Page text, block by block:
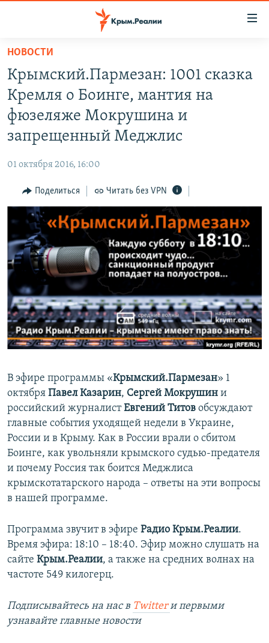
Вернуться
основному
содержанию
Вернутся
главной
Вернутся
поиску
СПЕЦПРОЕКТЫ
КАРТА ВОЕННЫХ ОБЪЕКТОВ КРЫМА
ВОДА
ИНТЕРАКТИВ
ИНФОГРАФИКА
ТЕЛЕПРОЕКТ КРЫМ.РЕАЛИИ
СОВЕТЫ ПРАВОЗАЩИТНИКОВ
ПРОПАВШИЕ БЕЗ ВЕСТИ
ПОБЕДИТЕЛЕЙ НЕ СУДЯТ?
КРЫМ.НЕПОКОРЕННЫЙ
ELIFBE
УКРАИНСКАЯ ПРОБЛЕМА КРЫМА
РАДІО СВОБОДА
КАК ОБОЙТИ БЛОКИРОВКУ
Українською
Qırımtatar
ПРИСОЕДИНЯЙТЕСЬ!
НОВОСТИ
Крымский.Пармезан: 1001 сказка
Кремля о Боинге, мантия на
фюзеляже Мокрушина и
запрещенный Меджлис
01 октября 2016, 16:00
Поделиться Читать без VPN
В эфире программы «Крымский.Пармезан» 1
октября Павел Казарин, Сергей Мокрушин и
российский журналистЕвгений Титов обсуждают
главные события уходящей недели в Украине,
России и в Крыму. Как в России врали о сбитом
Боинге, как увольняли крымского судью-предателя
и почему Россия так боится Меджлиса
крымскотатарского народа – ответы на эти вопросы
в нашей программе.
Программа звучит в эфире Радио Крым.Реалии.
Время эфира: 18:10 – 18:40. Эфир можно слушать на
сайте Крым.Реалии, а также на средних волнах на
частоте 549 килогерц.
Подписывайтесь на наc в Twitterи первыми
узнавайте главные новости